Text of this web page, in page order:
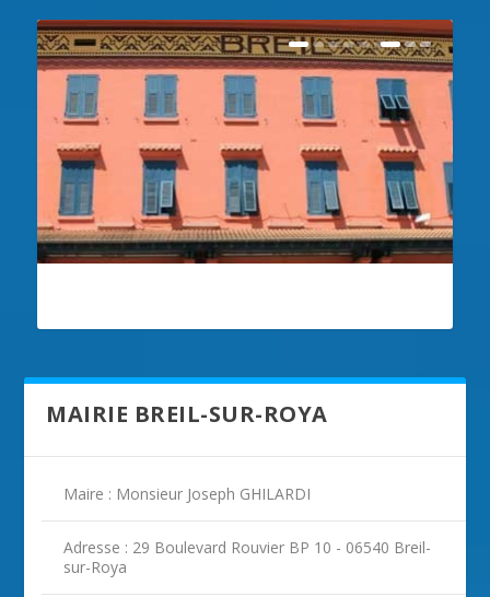
MAIRIE BREIL-SUR-ROYA
Maire : Monsieur Joseph GHILARDI
Adresse : 29 Boulevard Rouvier BP 10 - 06540 Breil-
sur-Roya